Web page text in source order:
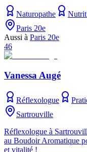
Naturopathe
Paris 20e
Aussi à Paris 20e
46
Vanessa Augé
Réflexologue
Sartrouville
Réflexologue à
au Boudoir Aromatique
et vitalité !